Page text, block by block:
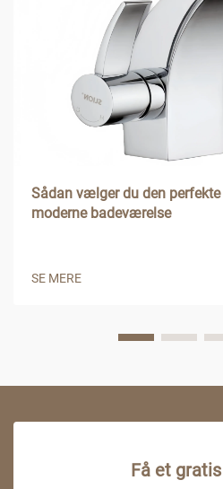
Sådan vælger du den
moderne badeværelse
SE MERE
Få et